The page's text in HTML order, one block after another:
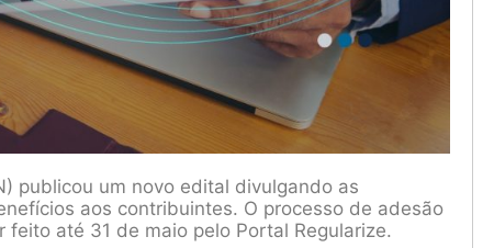
publicou um novo edital divulgando as
aos contribuintes. O processo de adesão
até 31 de maio pelo Portal Regularize.